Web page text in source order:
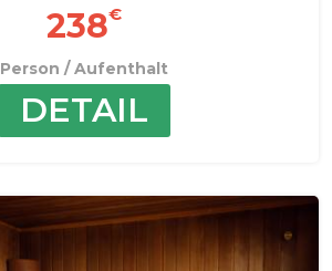
238€
Person / Aufenthalt
DETAIL